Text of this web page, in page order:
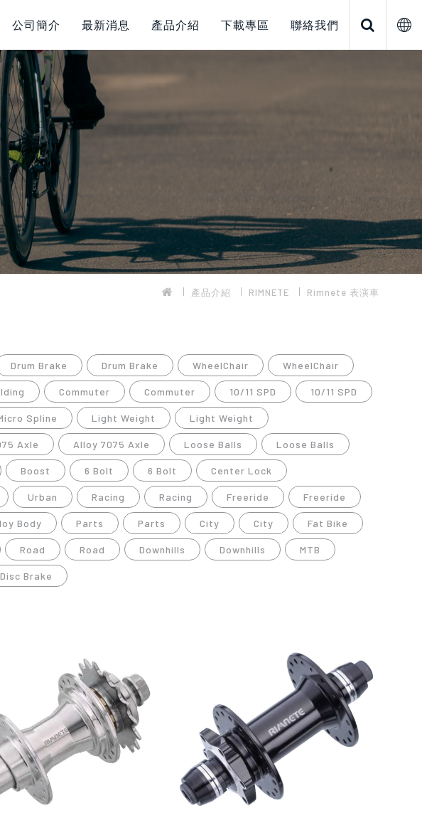
公司簡介 最新消息 產品介紹 下載專區 聯絡我們
產品介紹 RIMNETE Rimnete 表演車
Drum Brake Drum Brake WheelChair WheelChair
Commuter Commuter 10/11 SPD 10/11 SPD
Spline Light Weight Light Weight
Axle Alloy 7075 Axle Loose Balls Loose Balls
Boost 6 Bolt 6 Bolt Center Lock
Urban Racing Racing Freeride Freeride
Body Parts Parts City City Fat Bike
Road Road Downhills Downhills MTB
Disc Brake